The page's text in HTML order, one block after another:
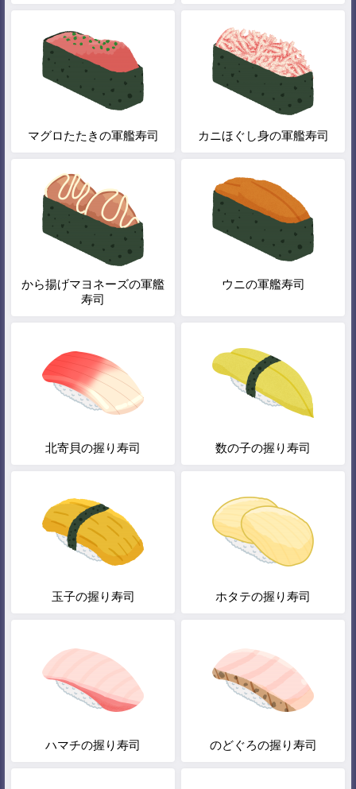
マグロたたきの軍艦寿司 カニほぐし身の軍艦寿司
から揚げマヨネーズの軍艦
寿司
ウニの軍艦寿司
北寄貝の握り寿司 数の子の握り寿司
玉子の握り寿司 ホタテの握り寿司
ハマチの握り寿司 のどぐろの握り寿司